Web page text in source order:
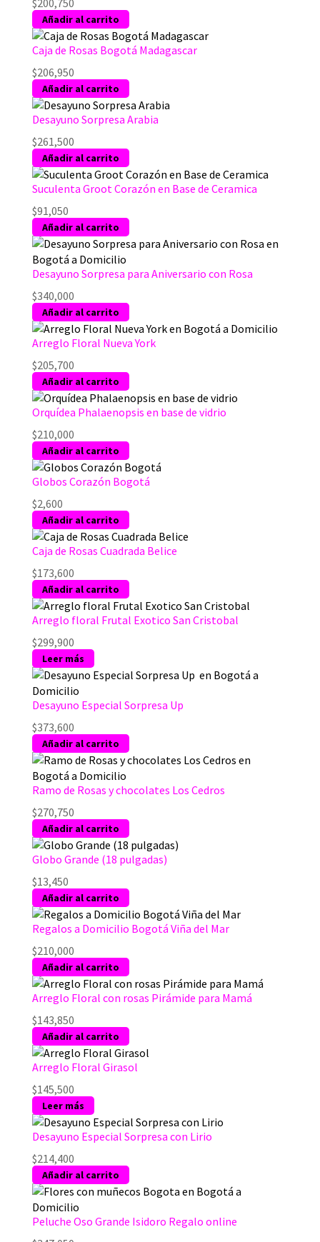
Añadir al carrito
Caja de Rosas Bogotá Madagascar
$206,950
Añadir al carrito
Desayuno Sorpresa Arabia
$261,500
Añadir al carrito
Suculenta Groot Corazón en Base de Ceramica
$91,050
Añadir al carrito
Desayuno Sorpresa para Aniversario con Rosa
$340,000
Añadir al carrito
Arreglo Floral Nueva York
$205,700
Añadir al carrito
Orquídea Phalaenopsis en base de vidrio
$210,000
Añadir al carrito
Globos Corazón Bogotá
$2,600
Añadir al carrito
Caja de Rosas Cuadrada Belice
$173,600
Añadir al carrito
Arreglo floral Frutal Exotico San Cristobal
$299,900
Leer más
Desayuno Especial Sorpresa Up
$373,600
Añadir al carrito
Ramo de Rosas y chocolates Los Cedros
$270,750
Añadir al carrito
Globo Grande (18 pulgadas)
$13,450
Añadir al carrito
Regalos a Domicilio Bogotá Viña del Mar
$210,000
Añadir al carrito
Arreglo Floral con rosas Pirámide para Mamá
$143,850
Añadir al carrito
Arreglo Floral Girasol
$145,500
Leer más
Desayuno Especial Sorpresa con Lirio
$214,400
Añadir al carrito
Peluche Oso Grande Isidoro Regalo online